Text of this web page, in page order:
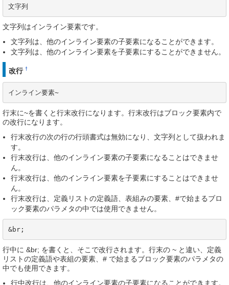
文字列
文字列はインライン要素です。
文字列は、他のインライン要素の子要素になることができます。
文字列は、他のインライン要素を子要素にすることができません。
改行 †
インライン要素~
行末に~を書くと行末改行になります。行末改行はブロック要素内で
の改行になります。
行末改行の次の行の行頭書式は無効になり、文字列として扱われま
す。
行末改行は、他のインライン要素の子要素になることはできませ
ん。
行末改行は、他のインライン要素を子要素にすることはできませ
ん。
行末改行は、定義リストの定義語、表組みの要素、#で始まるブロ
ック要素のパラメタの中では使用できません。
&br;
行中に &br; を書くと、そこで改行されます。行末の ~ と違い、定義
リストの定義語や表組の要素、# で始まるブロック要素のパラメタの
中でも使用できます。
行中改行は、他のインライン要素の子要素になることができます。